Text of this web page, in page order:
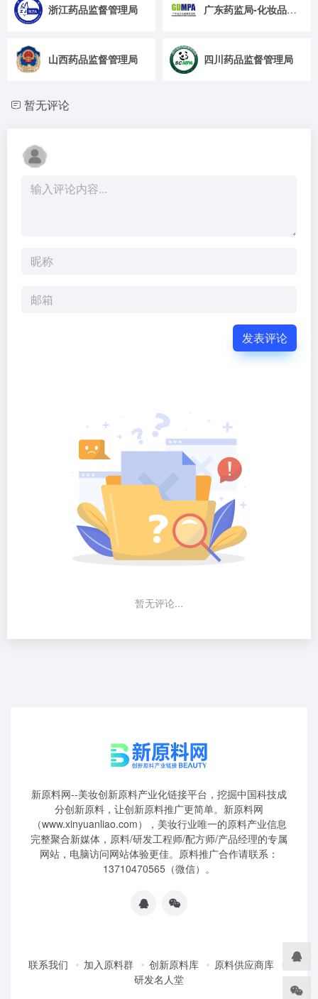
浙江药品监督管理局 广东药监局-化妆品抽检
山西药品监督管理局 四川药品监督管理局
暂无评论
发表评论
暂无评论...
新原料网--美妆创新原料产业化链接平台，挖掘中国科技成
分创新原料，让创新原料推广更简单。新原料网
（www.xinyuanliao.com），美妆行业唯一的原料产业信息
完整聚合新媒体，原料/研发工程师/配方师/产品经理的专属
网站，电脑访问网站体验更佳。原料推广合作请联系：
13710470565（微信）。
联系我们 加入原料群 创新原料库
原料供应商库
研发名人堂